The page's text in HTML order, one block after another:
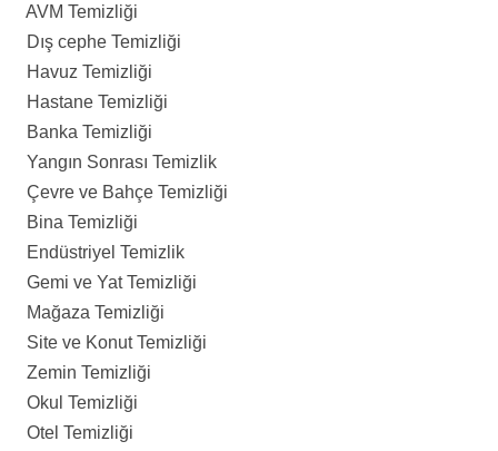
AVM Temizliği
Dış cephe Temizliği
Havuz Temizliği
Hastane Temizliği
Banka Temizliği
Yangın Sonrası Temizlik
Çevre ve Bahçe Temizliği
Bina Temizliği
Endüstriyel Temizlik
Gemi ve Yat Temizliği
Mağaza Temizliği
Site ve Konut Temizliği
Zemin Temizliği
Okul Temizliği
Otel Temizliği